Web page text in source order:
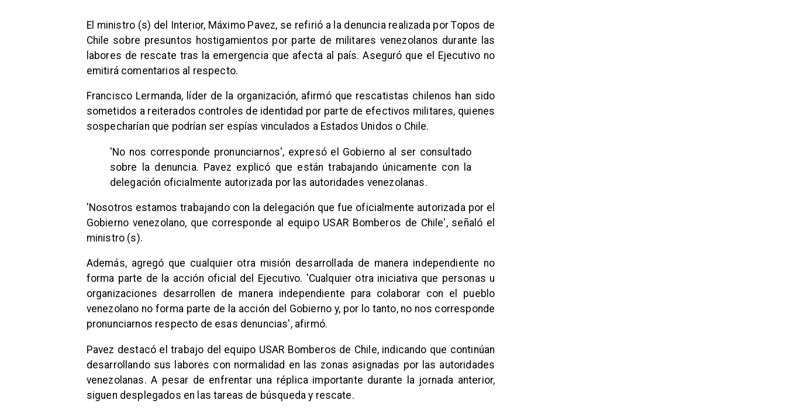
El ministro (s) del Interior, Máximo Pavez, se refirió a la denuncia realizada por Topos de
Chile sobre presuntos hostigamientos por parte de militares venezolanos durante las
labores de rescate tras la emergencia que afecta al país. Aseguró que el Ejecutivo no
emitirá comentarios al respecto.
Francisco Lermanda, líder de la organización, afirmó que rescatistas chilenos han sido
sometidos a reiterados controles de identidad por parte de efectivos militares, quienes
sospecharían que podrían ser espías vinculados a Estados Unidos o Chile.
'No nos corresponde pronunciarnos', expresó el Gobierno al ser consultado
sobre la denuncia. Pavez explicó que están trabajando únicamente con la
delegación oficialmente autorizada por las autoridades venezolanas.
'Nosotros estamos trabajando con la delegación que fue oficialmente autorizada por el
Gobierno venezolano, que corresponde al equipo USAR Bomberos de Chile', señaló el
ministro (s).
Además, agregó que cualquier otra misión desarrollada de manera independiente no
forma parte de la acción oficial del Ejecutivo. 'Cualquier otra iniciativa que personas u
organizaciones desarrollen de manera independiente para colaborar con el pueblo
venezolano no forma parte de la acción del Gobierno y, por lo tanto, no nos corresponde
pronunciarnos respecto de esas denuncias', afirmó.
Pavez destacó el trabajo del equipo USAR Bomberos de Chile, indicando que continúan
desarrollando sus labores con normalidad en las zonas asignadas por las autoridades
venezolanas. A pesar de enfrentar una réplica importante durante la jornada anterior,
siguen desplegados en las tareas de búsqueda y rescate.